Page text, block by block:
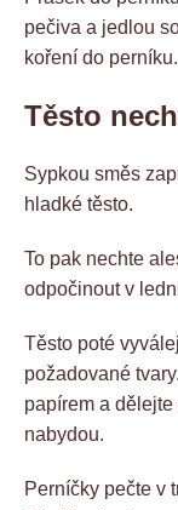
pečiva a jedlou
koření do perníku.
Těsto
Sypkou směs
hladké těsto.
To pak nechte
odpočinout v
Těsto poté
požadované
papírem a
nabydou.
Perníčky pečte v